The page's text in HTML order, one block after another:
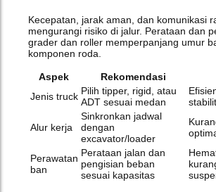
Kecepatan, jarak aman, dan komunikasi
mengurangi risiko di jalur. Perataan dan
grader dan roller memperpanjang umur
komponen roda.
Aspek Rekomendasi
Jenis truck Pilih tipper, rigid, atau
ADT sesuai medan
Alur kerja
Sinkronkan jadwal
dengan
excavator/loader
Perawatan
ban
Perataan jalan dan
pengisian beban
sesuai kapasitas